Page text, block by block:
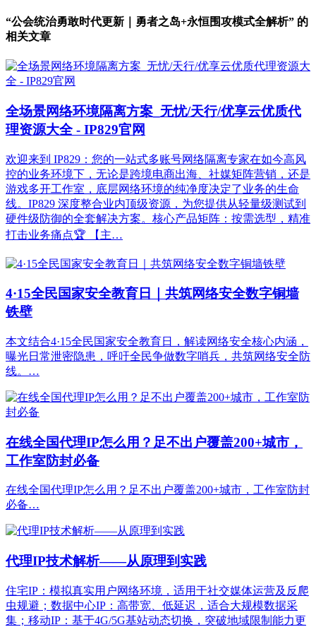
“公会统治勇敢时代更新｜勇者之岛+永恒围攻模式全解析” 的
相关文章
全场景网络环境隔离方案_无忧/天行/优享云优质代
理资源大全 - IP829官网
欢迎来到 IP829：您的一站式多账号网络隔离专家在如今高风
控的业务环境下，无论是跨境电商出海、社媒矩阵营销，还是
游戏多开工作室，底层网络环境的纯净度决定了业务的生命
线。IP829 深度整合业内顶级资源，为您提供从轻量级测试到
硬件级防御的全套解决方案。核心产品矩阵：按需选型，精准
打击业务痛点🏆 【主…
4·15全民国家安全教育日｜共筑网络安全数字铜墙
铁壁
本文结合4·15全民国家安全教育日，解读网络安全核心内涵，
曝光日常泄密隐患，呼吁全民争做数字哨兵，共筑网络安全防
线。…
在线全国代理IP怎么用？足不出户覆盖200+城市，
工作室防封必备
在线全国代理IP怎么用？足不出户覆盖200+城市，工作室防封
必备…
代理IP技术解析——从原理到实践
住宅IP：模拟真实用户网络环境，适用于社交媒体运营及反爬
虫规避；数据中心IP：高带宽、低延迟，适合大规模数据采
集；移动IP：基于4G/5G基站动态切换，突破地域限制能力更